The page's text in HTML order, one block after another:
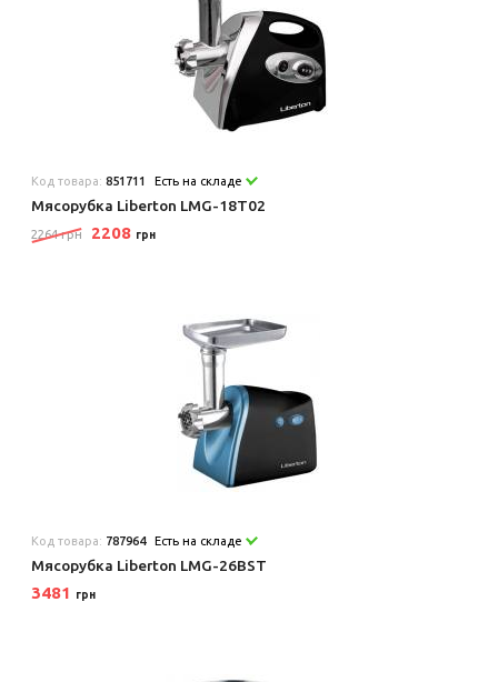
Код товара:851711 Есть на складе
Мясорубка Liberton LMG-18T02
2264 грн 2208 грн
Код товара: 787964 Есть на складе
Мясорубка Liberton LMG-26BST
3481 грн